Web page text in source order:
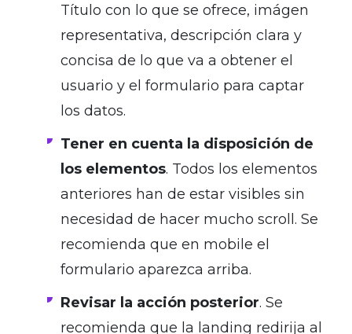
Título con lo que se ofrece, imágen
representativa, descripción clara y
concisa de lo que va a obtener el
usuario y el formulario para captar
los datos.
Tener en cuenta la disposición de
los elementos. Todos los elementos
anteriores han de estar visibles sin
necesidad de hacer mucho scroll. Se
recomienda que en mobile el
formulario aparezca arriba.
Revisar la acción posterior. Se
recomienda que la landing redirija al